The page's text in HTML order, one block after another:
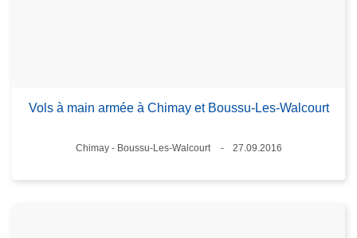
Vols à main armée à Chimay et Boussu-Les-Walcourt
Lieux
Chimay - Boussu-Les-Walcourt
27.09.2016